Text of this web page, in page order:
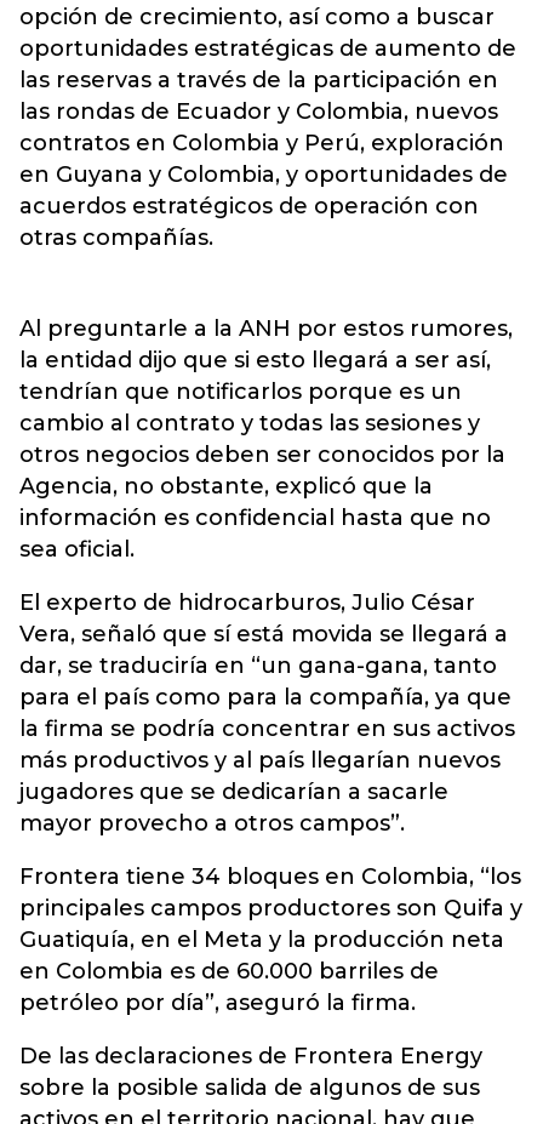
opción de crecimiento, así como a buscar
oportunidades estratégicas de aumento de
las reservas a través de la participación en
las rondas de Ecuador y Colombia, nuevos
contratos en Colombia y Perú, exploración
en Guyana y Colombia, y oportunidades de
acuerdos estratégicos de operación con
otras compañías.
Al preguntarle a la ANH por estos rumores,
la entidad dijo que si esto llegará a ser así,
tendrían que notificarlos porque es un
cambio al contrato y todas las sesiones y
otros negocios deben ser conocidos por la
Agencia, no obstante, explicó que la
información es confidencial hasta que no
sea oficial.
El experto de hidrocarburos, Julio César
Vera, señaló que sí está movida se llegará a
dar, se traduciría en “un gana-gana, tanto
para el país como para la compañía, ya que
la firma se podría concentrar en sus activos
más productivos y al país llegarían nuevos
jugadores que se dedicarían a sacarle
mayor provecho a otros campos”.
Frontera tiene 34 bloques en Colombia, “los
principales campos productores son Quifa y
Guatiquía, en el Meta y la producción neta
en Colombia es de 60.000 barriles de
petróleo por día”, aseguró la firma.
De las declaraciones de Frontera Energy
sobre la posible salida de algunos de sus